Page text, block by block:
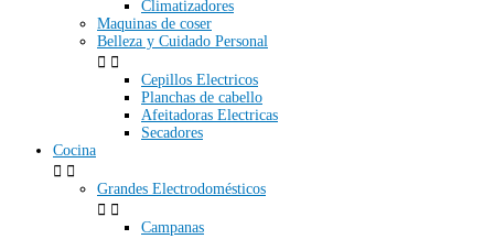
Climatizadores
Maquinas de coser
Belleza y Cuidado Personal
 
Cepillos Electricos
Planchas de cabello
Afeitadoras Electricas
Secadores
Cocina
 
Grandes Electrodomésticos
 
Campanas